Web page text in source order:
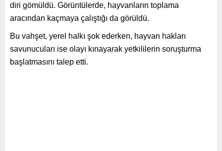
diri gömüldü. Görüntülerde, hayvanların toplama
aracından kaçmaya çalıştığı da görüldü.
Bu vahşet, yerel halkı şok ederken, hayvan hakları
savunucuları ise olayı kınayarak yetkililerin soruşturma
başlatmasını talep etti.